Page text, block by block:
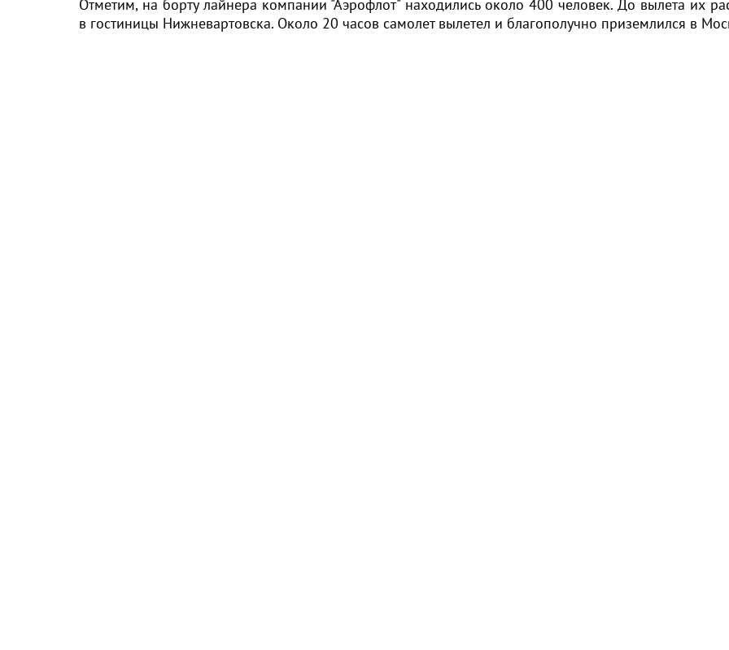
Отметим, на борту лайнера компании "Аэрофлот" находились около 400 человек. До вылета их
в гостиницы Нижневартовска. Около 20 часов самолет вылетел и благополучно приземлился в